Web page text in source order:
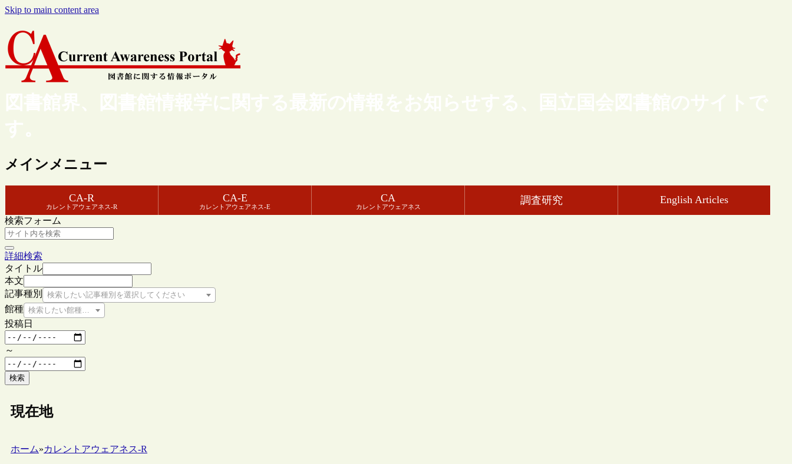
Skip to main content area
図書館界、図書館情報学に関する最新の情報をお知らせする、国立国会図書館のサイトで
す。
メインメニュー
CA-R
カレントアウェアネス-R
CA-E
カレントアウェアネス-E
CA
カレントアウェアネス
調査研究 English Articles
検索フォーム
詳細検索
タイトル
本文
記事種別
検索したい記事種別を選択してください
館種 検索したい館種を選択してください
投稿日
～
検索
現在地
ホーム»カレントアウェアネス-R